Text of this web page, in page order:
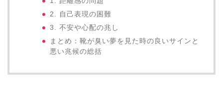
2. 自己表現の困難
3. 不安や心配の兆し
まとめ：靴が臭い夢を見た時の良いサインと
悪い兆候の総括